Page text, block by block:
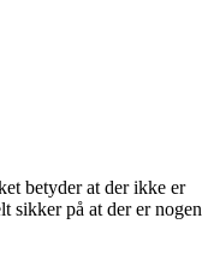
betyder at der ikke er
sikker på at der er nogen